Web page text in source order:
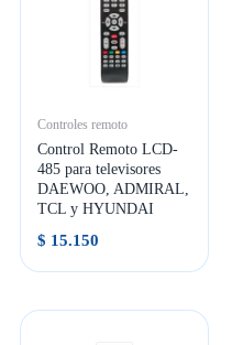
Controles remoto
Control Remoto LCD-
485 para televisores
DAEWOO, ADMIRAL,
TCL y HYUNDAI
$ 15.150